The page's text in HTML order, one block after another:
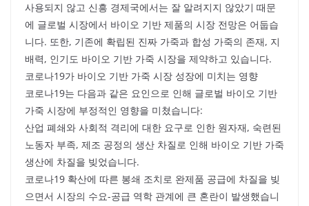
사용되지 않고 신흥 경제국에서는 잘 알려지지 않았기 때문
에 글로벌 시장에서 바이오 기반 제품의 시장 전망은 어둡습
니다. 또한, 기존에 확립된 진짜 가죽과 합성 가죽의 존재, 지
배력, 인기도 바이오 기반 가죽 시장을 제약하고 있습니다.
코로나19가 바이오 기반 가죽 시장 성장에 미치는 영향
코로나19는 다음과 같은 요인으로 인해 글로벌 바이오 기반
가죽 시장에 부정적인 영향을 미쳤습니다:
산업 폐쇄와 사회적 격리에 대한 요구로 인한 원자재, 숙련된
노동자 부족, 제조 공정의 생산 차질로 인해 바이오 기반 가죽
생산에 차질을 빚었습니다.
코로나19 확산에 따른 봉쇄 조치로 완제품 공급에 차질을 빚
으면서 시장의 수요-공급 역학 관계에 큰 혼란이 발생했습니